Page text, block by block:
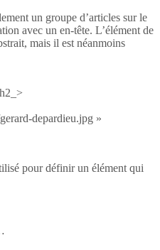
un groupe d’articles sur le
avec un en-tête. L’élément de
mais il est néanmoins
depardieu.jpg »
pour définir un élément qui